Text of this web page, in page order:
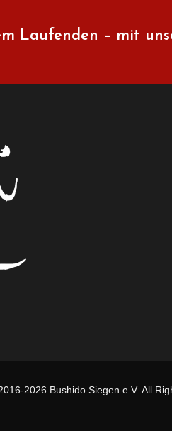
Laufenden – mit
2026 Bushido Siegen e.V. All